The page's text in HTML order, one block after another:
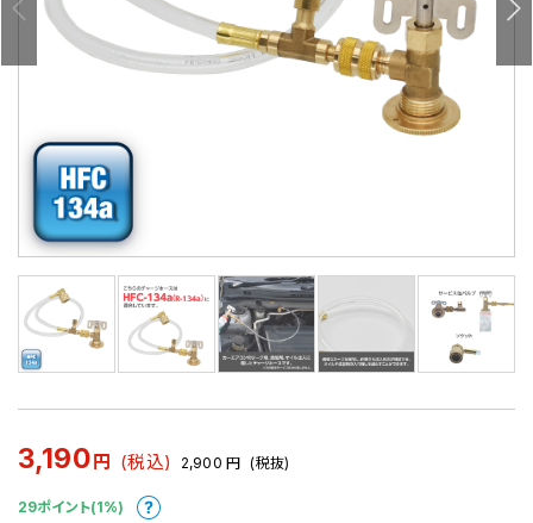
3,190 円 (税込) 2,900 円 (税抜)
29ポイント(1%)